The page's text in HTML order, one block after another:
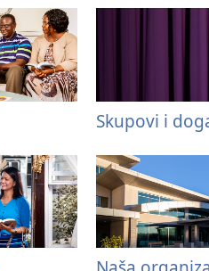
Skupovi i